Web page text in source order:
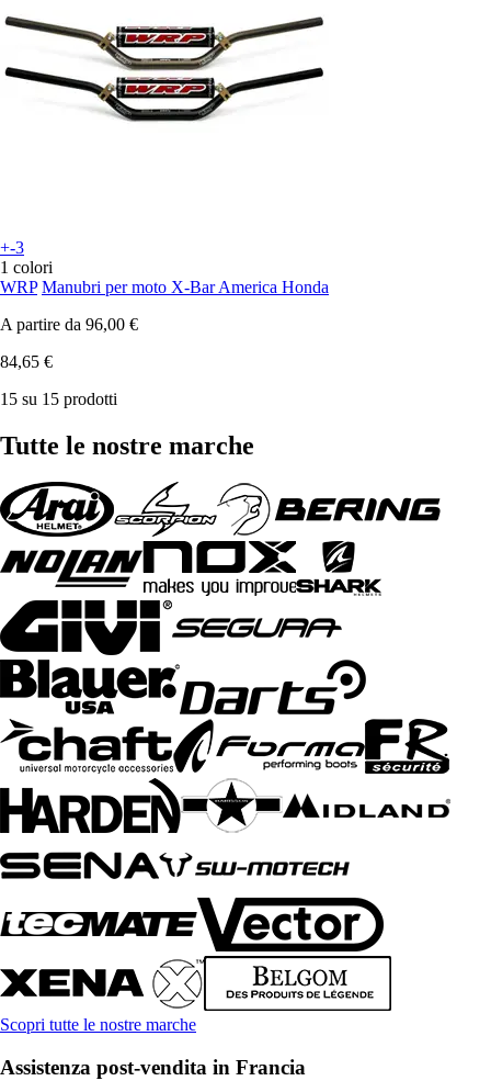
+-3
1 colori
WRP Manubri per moto X-Bar America Honda
A partire da 96,00 €
84,65 €
15 su 15 prodotti
Tutte le nostre marche
Scopri tutte le nostre marche
Assistenza post-vendita in Francia